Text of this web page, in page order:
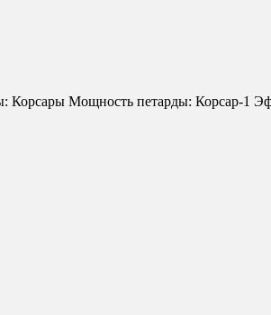
Корсары Мощность петарды: Корсар-1